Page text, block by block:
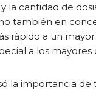
la cantidad de
también en
rápido a un
a los mayores
la importancia de